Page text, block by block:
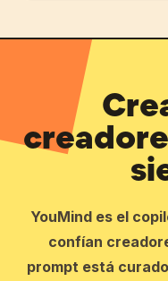
YouMind es el
confían
prompt está